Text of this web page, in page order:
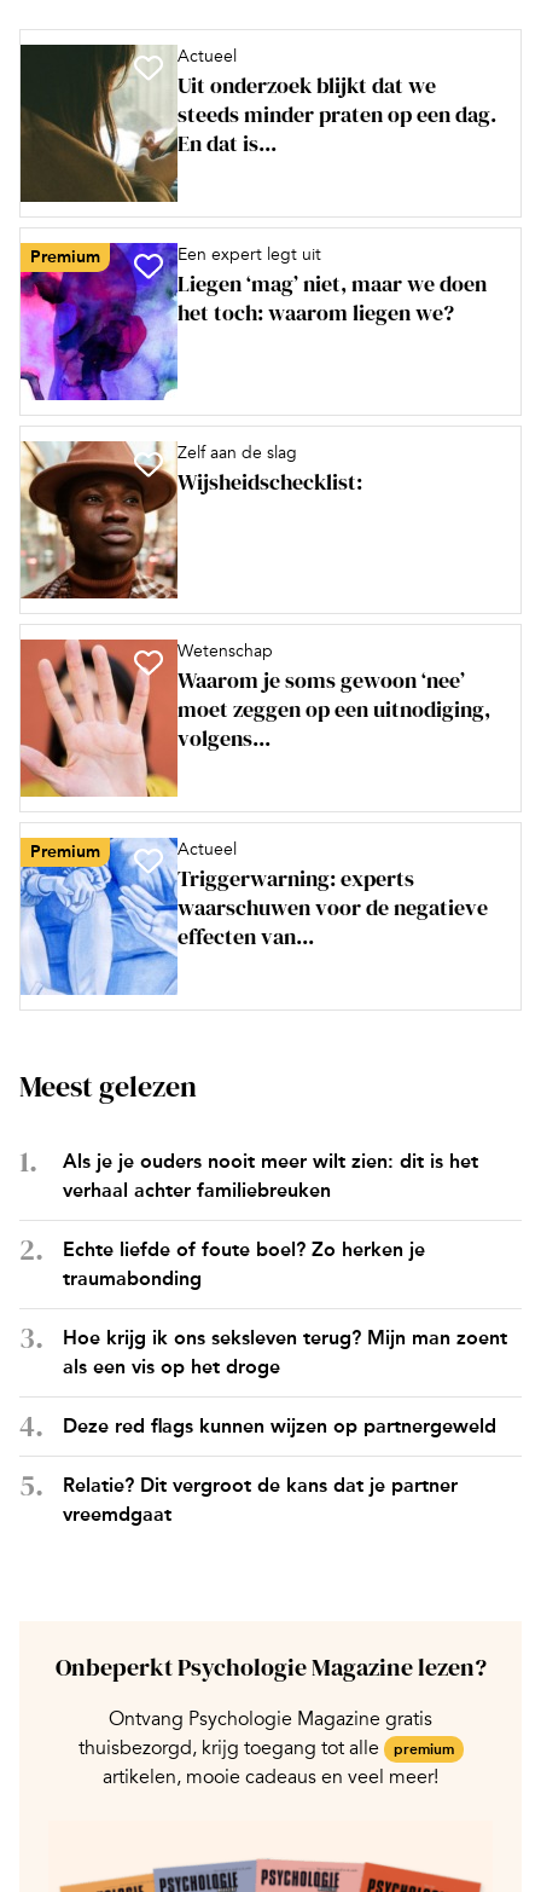
Actueel
Uit onderzoek blijkt dat we
steeds minder praten op een dag.
En dat is...
Premium Een expert legt uit
Liegen ‘mag’ niet, maar we doen
het toch: waarom liegen we?
Zelf aan de slag
Wijsheidschecklist:
Wetenschap
Waarom je soms gewoon ‘nee’
moet zeggen op een uitnodiging,
volgens...
Premium Actueel
Triggerwarning: experts
waarschuwen voor de negatieve
effecten van...
Meest gelezen
Als je je ouders nooit meer wilt zien: dit is het
verhaal achter familiebreuken
Echte liefde of foute boel? Zo herken je
traumabonding
Hoe krijg ik ons seksleven terug? Mijn man zoent
als een vis op het droge
Deze red flags kunnen wijzen op partnergeweld
Relatie? Dit vergroot de kans dat je partner
vreemdgaat
Onbeperkt Psychologie Magazine lezen?
Ontvang Psychologie Magazine gratis
thuisbezorgd, krijg toegang tot alle
premium
artikelen, mooie cadeaus en veel meer!